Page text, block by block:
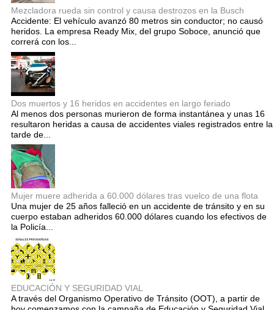
Mezcladora rueda sin control y causa destrozos en la Busch
Accidente: El vehículo avanzó 80 metros sin conductor; no causó
heridos. La empresa Ready Mix, del grupo Soboce, anunció que
correrá con los...
Dos muertos y 16 heridos en accidentes en largo feriado
Al menos dos personas murieron de forma instantánea y unas 16
resultaron heridas a causa de accidentes viales registrados entre la
tarde de...
Mujer muere adherida a 60.000 dólares tras vuelco de una flota
Una mujer de 25 años falleció en un accidente de tránsito y en su
cuerpo estaban adheridos 60.000 dólares cuando los efectivos de
la Policía...
EDUCACIÓN Y SEGURIDAD VIAL
A través del Organismo Operativo de Tránsito (OOT), a partir de